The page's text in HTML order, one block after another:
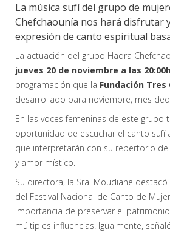
La música sufí del grupo de
Chefchaounía nos hará disfrutar
expresión de canto espiritual
La actuación del grupo Hadra
jueves 20 de noviembre a las
programación que la Fundación Tres
desarrollado para noviembre, mes
En las voces femeninas de este grupo
oportunidad de escuchar el canto sufí
que interpretarán con su repertorio
y amor místico.
Su directora, la Sra. Moudiane destacó
del Festival Nacional de Canto de
importancia de preservar el
múltiples influencias. Igualmente,